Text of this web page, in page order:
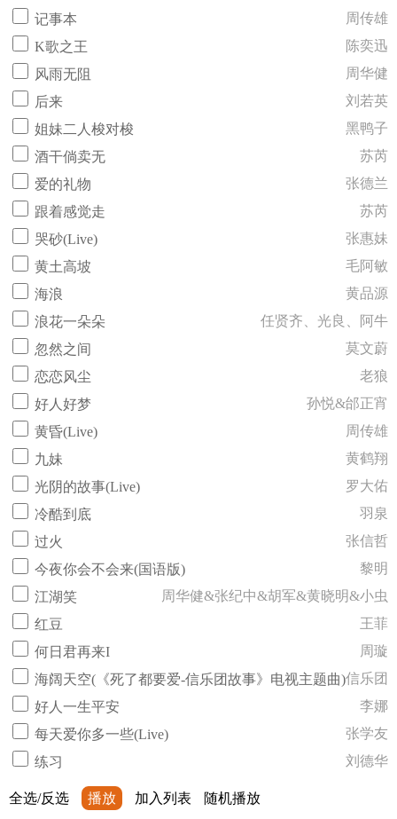
记事本
周传雄
K歌之王
陈奕迅
风雨无阻
周华健
后来
刘若英
姐妹二人梭对梭
黑鸭子
酒干倘卖无
苏芮
爱的礼物
张德兰
跟着感觉走
苏芮
哭砂(Live)
张惠妹
黄土高坡
毛阿敏
海浪
黄品源
浪花一朵朵
任贤齐、光良、阿牛
忽然之间
莫文蔚
恋恋风尘
老狼
好人好梦
孙悦&邰正宵
黄昏(Live)
周传雄
九妹
黄鹤翔
光阴的故事(Live)
罗大佑
冷酷到底
羽泉
过火
张信哲
今夜你会不会来(国语版)
黎明
江湖笑
周华健&张纪中&胡军&黄晓明&小虫
红豆
王菲
何日君再来I
周璇
海阔天空(《死了都要爱-信乐团故事》电视主题曲)信乐团
好人一生平安
李娜
每天爱你多一些(Live)
张学友
练习
刘德华
全选/反选 播放 加入列表 随机播放